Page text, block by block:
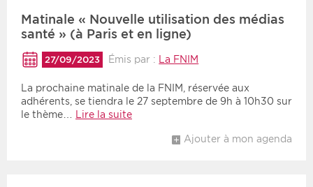
Matinale « Nouvelle utilisation des médias
santé » (à Paris et en ligne)
27/09/2023 Émis par : La FNIM
La prochaine matinale de la FNIM, réservée aux
adhérents, se tiendra le 27 septembre de 9h à 10h30 sur
le thème…
Lire la suite
Ajouter à mon agenda